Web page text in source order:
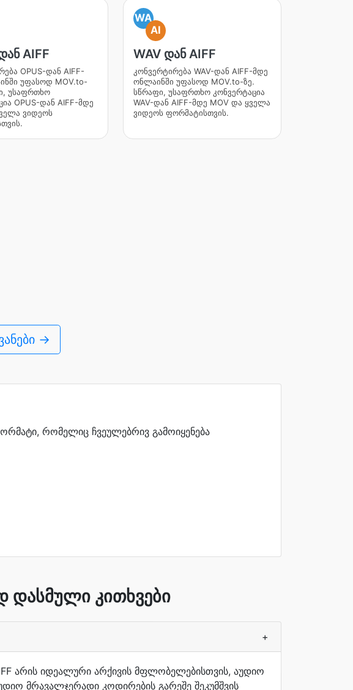
AIFF
OPUS-დან AIFF-
უფასოდ MOV.to-
უსაფრთხო
OPUS-დან AIFF-მდე
ვიდეოს
WA
AI
WAV დან AIFF
კონვერტირება WAV-დან AIFF-მდე
ონლაინში უფასოდ MOV.to-ზე.
სწრაფი, უსაფრთხო კონვერტაცია
WAV-დან AIFF-მდე MOV და ყველა
ვიდეოს ფორმატისთვის.
→
რომელიც ჩვეულებრივ გამოიყენება
დასმული კითხვები
+
არის იდეალური არქივის მფლობელებისთვის, აუდიო
მრავალჯერადი კოდირების გარეშე შეკუმშვის